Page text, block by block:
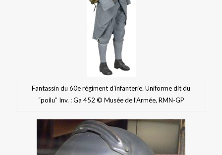
Fantassin du 60e régiment d’infanterie. Uniforme dit du
“poilu” Inv. : Ga 452 © Musée de l’Armée, RMN-GP